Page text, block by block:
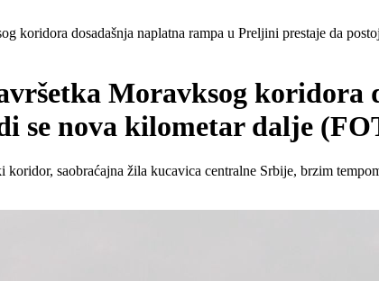
koridora dosadašnja naplatna rampa u Preljini prestaje da
Moravksog koridora
se nova kilometar dalje
saobraćajna žila kucavica centralne Srbije, brzim